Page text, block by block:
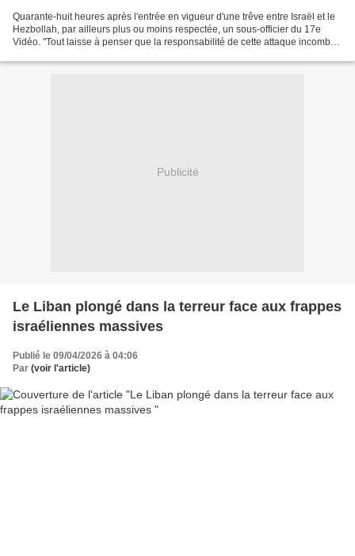
Quarante-huit heures après l'entrée en vigueur d'une trêve entre Israël et le
Hezbollah, par ailleurs plus ou moins respectée, un sous-officier du 17e
Vidéo. "Tout laisse à penser que la responsabilité de cette attaque incombe
Publicité
Le Liban plongé dans la terreur face aux frappes
israéliennes massives
Publié le 09/04/2026 à 04:06
Par (voir l'article)